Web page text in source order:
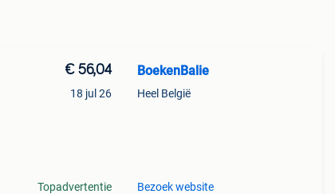
€ 56,04
18 jul 26
Topadvertentie
BoekenBalie
Heel België
Bezoek website